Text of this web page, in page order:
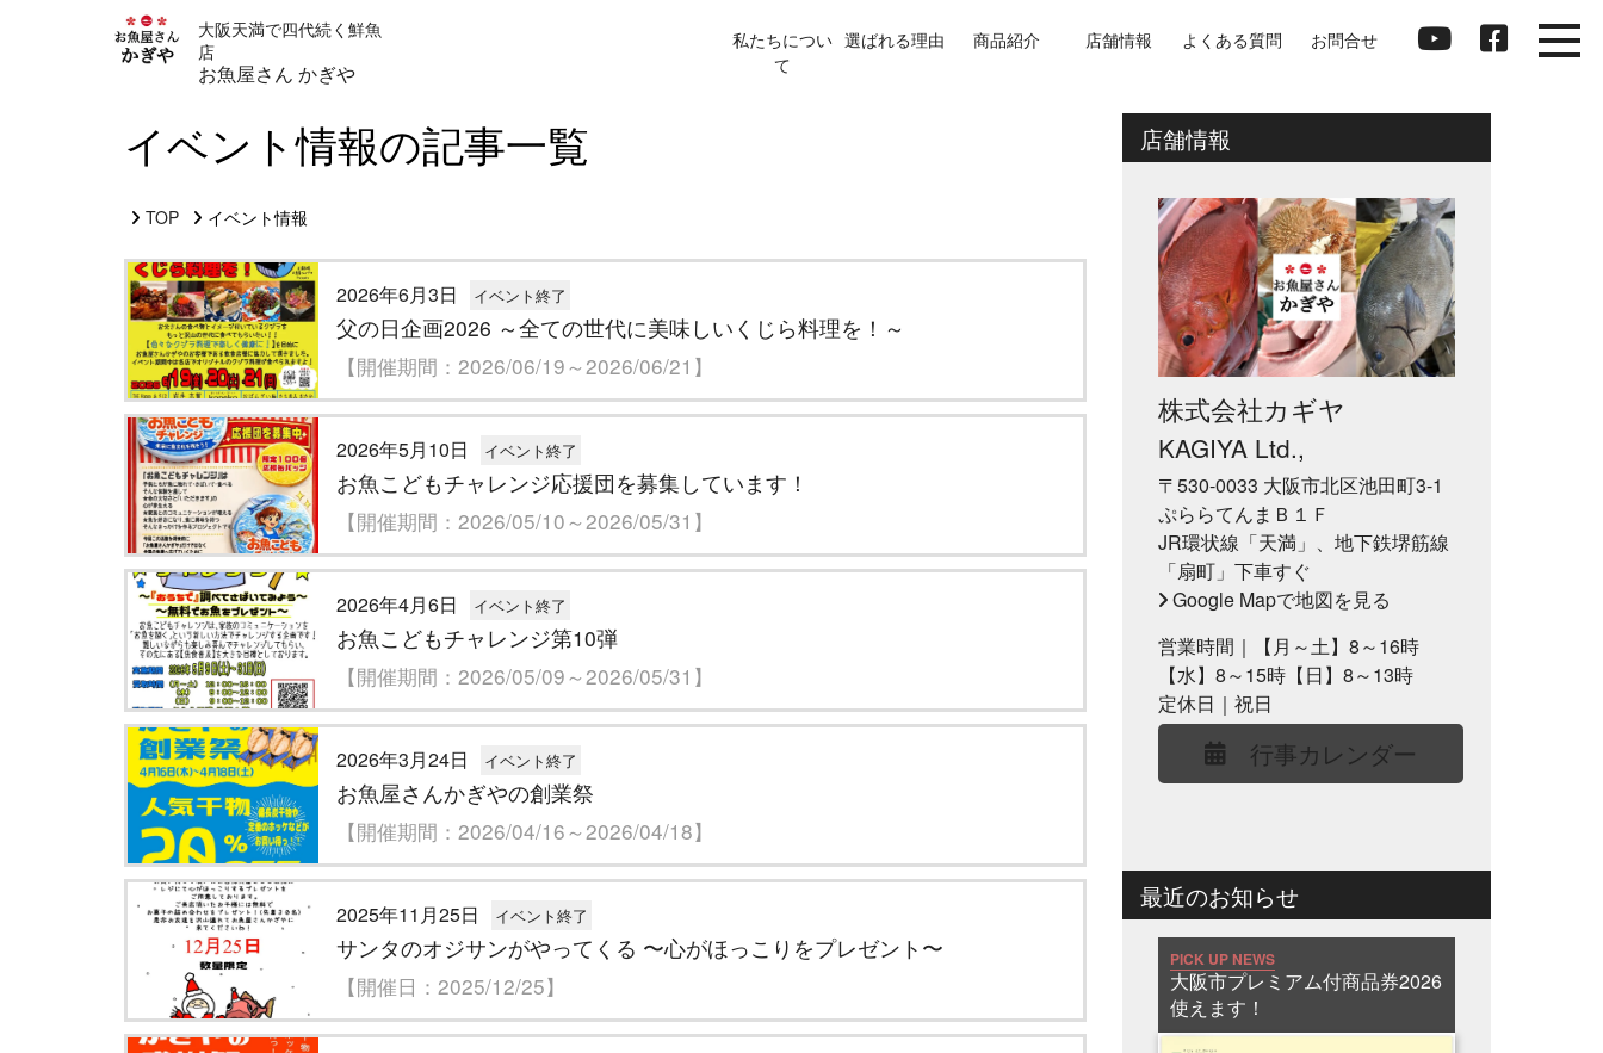
大阪天満で四代続く鮮魚
店
お魚屋さん かぎや
お問合せ
よくある質問
店舗情報
商品紹介
選ばれる理由
私たちについ
て
イベント情報の記事一覧
TOP イベント情報
2026年6月3日 イベント終了
父の日企画2026 ～全ての世代に美味しいくじら料理を！～
【開催期間：2026/06/19～2026/06/21】
2026年5月10日 イベント終了
お魚こどもチャレンジ応援団を募集しています！
【開催期間：2026/05/10～2026/05/31】
2026年4月6日 イベント終了
お魚こどもチャレンジ第10弾
【開催期間：2026/05/09～2026/05/31】
2026年3月24日 イベント終了
お魚屋さんかぎやの創業祭
【開催期間：2026/04/16～2026/04/18】
2025年11月25日 イベント終了
サンタのオジサンがやってくる 〜心がほっこりをプレゼント〜
【開催日：2025/12/25】
店舗情報
株式会社カギヤ
KAGIYA Ltd.,
〒530-0033 大阪市北区池田町3-1
ぷららてんまＢ１Ｆ
JR環状線「天満」、地下鉄堺筋線
「扇町」下車すぐ
Google Mapで地図を見る
営業時間｜【月～土】8～16時
【水】8～15時【日】8～13時
定休日｜祝日
行事カレンダー
最近のお知らせ
PICK UP NEWS
大阪市プレミアム付商品券2026
使えます！